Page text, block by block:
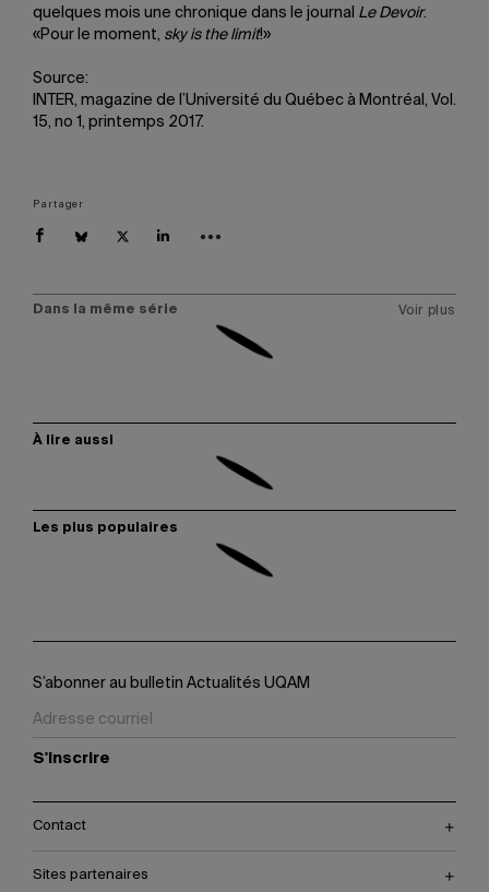
quelques mois une chronique dans le journal Le Devoir.
«Pour le moment, sky is the limit!»
Source:
INTER, magazine de l’Université du Québec à Montréal, Vol.
15, no 1, printemps 2017.
Partager
Dans la même série Voir plus
À lire aussi
Les plus populaires
S’abonner au bulletin Actualités UQAM
S'inscrire
Contact
Sites partenaires